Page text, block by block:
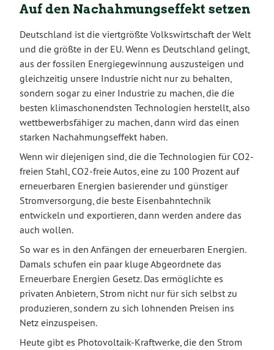
Auf den Nachahmungseffekt setzen
Deutschland ist die viertgrößte Volkswirtschaft der Welt
und die größte in der EU. Wenn es Deutschland gelingt,
aus der fossilen Energiegewinnung auszusteigen und
gleichzeitig unsere Industrie nicht nur zu behalten,
sondern sogar zu einer Industrie zu machen, die die
besten klimaschonendsten Technologien herstellt, also
wettbewerbsfähiger zu machen, dann wird das einen
starken Nachahmungseffekt haben.
Wenn wir diejenigen sind, die die Technologien für CO2-
freien Stahl, CO2-freie Autos, eine zu 100 Prozent auf
erneuerbaren Energien basierender und günstiger
Stromversorgung, die beste Eisenbahntechnik
entwickeln und exportieren, dann werden andere das
auch wollen.
So war es in den Anfängen der erneuerbaren Energien.
Damals schufen ein paar kluge Abgeordnete das
Erneuerbare Energien Gesetz. Das ermöglichte es
privaten Anbietern, Strom nicht nur für sich selbst zu
produzieren, sondern zu sich lohnenden Preisen ins
Netz einzuspeisen.
Heute gibt es Photovoltaik-Kraftwerke, die den Strom